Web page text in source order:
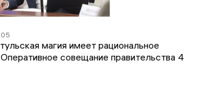
магия имеет рациональное
совещание правительства 4